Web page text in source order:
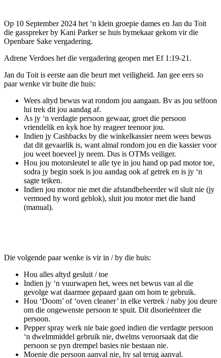
Op 10 September 2024 het ‘n klein groepie dames en Jan du Toit
die gasspreker by Kani Parker se huis bymekaar gekom vir die
Openbare Sake vergadering.
Adrene Verdoes het die vergadering geopen met Ef 1:19-21.
Jan du Toit is eerste aan die beurt met veiligheid. Jan gee eers so
paar wenke vir buite die huis:
Wees altyd bewus wat rondom jou aangaan. Bv as jou selfoon
lui trek dit jou aandag af.
As jy ‘n verdagte persoon gewaar, groet die persoon
vriendelik en kyk hoe hy reageer teenoor jou.
Indien jy Cashbacks by die winkelkassier neem wees bewus
dat dit gevaarlik is, want almal rondom jou en die kassier voor
jou weet hoeveel jy neem. Dus is OTMs veiliger.
Hou jou motorsleutel te alle tye in jou hand op pad motor toe,
sodra jy begin soek is jou aandag ook af getrek en is jy ‘n
sagte teiken.
Indien jou motor nie met die afstandbeheerder wil sluit nie (jy
vermoed hy word geblok), sluit jou motor met die hand
(manual).
Die volgende paar wenke is vir in / by die huis:
Hou alles altyd gesluit / toe
Indien jy ‘n vuurwapen het, wees net bewus van al die
gevolge wat daarmee gepaard gaan om hom te gebruik.
Hou ‘Doom’ of ‘oven cleaner’ in elke vertrek / naby jou deure
om die ongewenste persoon te spuit. Dit disorieënteer die
persoon.
Pepper spray werk nie baie goed indien die verdagte persoon
‘n dwelmmiddel gebruik nie, dwelms veroorsaak dat die
persoon se pyn drempel basies nie bestaan nie.
Moenie die persoon aanval nie, hy sal terug aanval.